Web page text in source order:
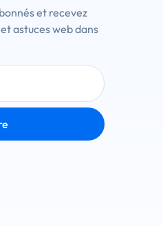
et recevez
astuces web dans